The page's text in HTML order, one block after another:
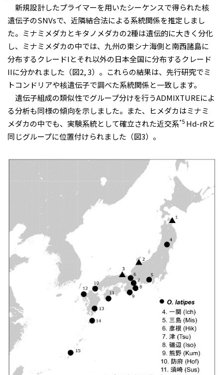
新規設計したプライマーを用いたシーケンスで得られた核
遺伝子のSNVsで、近隣結合法による系統関係を推定しまし
た。ミナミメダカとキタノメダカの2種は遺伝的に大きく分化
し、ミナミメダカの中では、九州の東シナ海側と南西諸島に
分布するクレードIとそれ以外の日本全国に分布するクレード
IIに分かれました（図2, 3）。これらの結果は、先行研究でミ
トコンドリアや核遺伝子で調べた系統関係と一致します。
遺伝子組成の類似性でグループ分けを行うADMIXTUREによ
る分析も同様の傾向を示しました。また、ヒメダカはミナミ
メダカの中でも、実験系統として確立された近交系*5 Hd-rRと
同じグループに位置付けられました（図3）。